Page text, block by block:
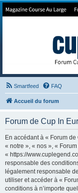
Forum de Cup
Smartfeed FAQ
Accueil du forum
Forum de Cup In
En accédant à « Forum
« notre », « nos », «
« https://
responsable des
légalement responsable
utiliser et accéder à «
conditions à n’importe